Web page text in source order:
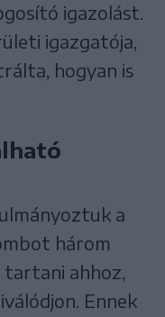
igazolást.
igazgatója,
hogyan is
a
három
tartani ahhoz,
Ennek